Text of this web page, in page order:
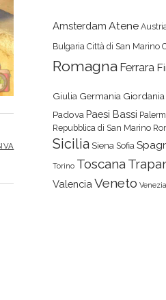
Amsterdam Atene
Bulgaria Città di San Marino
Romagna Ferrara
Giulia Germania Giordania
Padova Paesi Bassi
Repubblica di San Marino
Sicilia Siena Sofia
Torino Toscana
Valencia Veneto Venezia